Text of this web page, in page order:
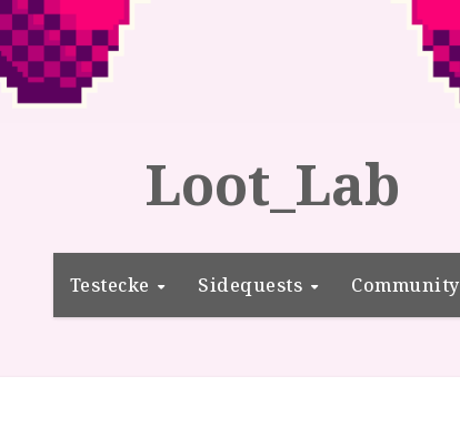
Loot_Lab
Testecke Sidequests Community